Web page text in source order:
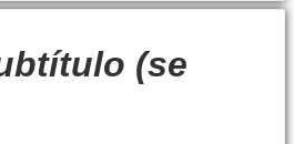
(se